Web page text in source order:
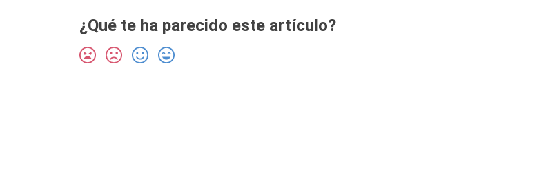
¿Qué te ha parecido este artículo?